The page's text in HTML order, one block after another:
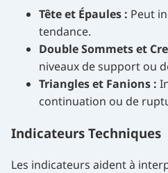
Tête et Épaules : Peut
tendance.
Double Sommets et
niveaux de support ou
Triangles et Fanions :
continuation ou de
Indicateurs Techniques
Les indicateurs aident à